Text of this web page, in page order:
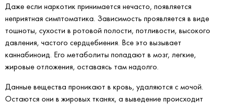
Даже если наркотик принимается нечасто, появляется
неприятная симптоматика. Зависимость проявляется в виде
тошноты, сухости в ротовой полости, потливости, высокого
давления, частого сердцебиения. Все это вызывает
каннабиноид. Его метаболиты попадают в мозг, легкие,
жировые отложения, оставаясь там надолго.
Данные вещества проникают в кровь, удаляются с мочой.
Остаются они в жировых тканях, а выведение происходит